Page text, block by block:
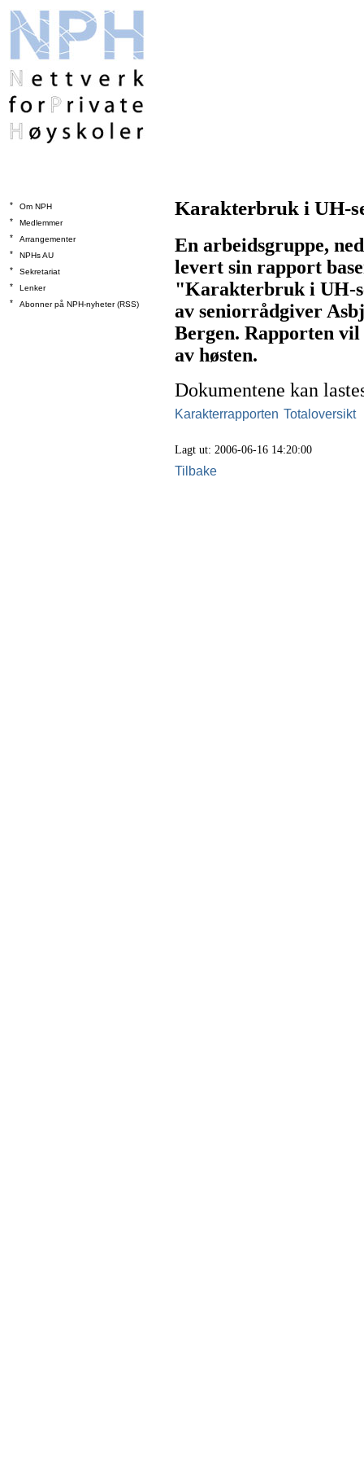
*
Om NPH
*
Medlemmer
*
Arrangementer
*
NPHs AU
*
Sekretariat
*
Lenker
*
Abonner på NPH-nyheter (RSS)
Karakterbruk i UH-
En arbeidsgruppe,
levert sin rapport
"Karakterbruk i UH-
av seniorrådgiver
Bergen. Rapporten
av høsten.
Dokumentene kan
Karakterrapporten Totaloversikt
Lagt ut: 2006-06-16 14:20:00
Tilbake